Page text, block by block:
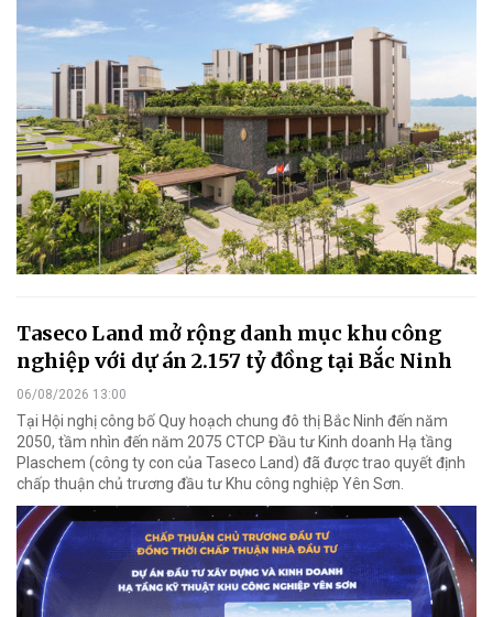
Taseco Land mở rộng danh mục khu công
nghiệp với dự án 2.157 tỷ đồng tại Bắc Ninh
06/08/2026 13:00
Tại Hội nghị công bố Quy hoạch chung đô thị Bắc Ninh đến năm
2050, tầm nhìn đến năm 2075 CTCP Đầu tư Kinh doanh Hạ tầng
Plaschem (công ty con của Taseco Land) đã được trao quyết định
chấp thuận chủ trương đầu tư Khu công nghiệp Yên Sơn.